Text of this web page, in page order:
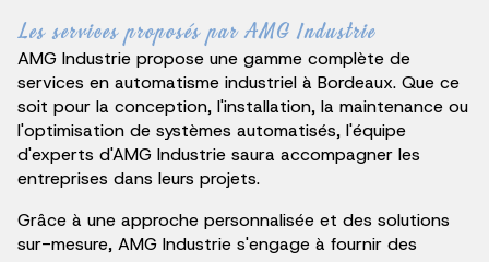
Les services proposés par AMG Industrie
AMG Industrie propose une gamme complète de
services en automatisme industriel à Bordeaux. Que ce
soit pour la conception, l'installation, la maintenance ou
l'optimisation de systèmes automatisés, l'équipe
d'experts d'AMG Industrie saura accompagner les
entreprises dans leurs projets.
Grâce à une approche personnalisée et des solutions
sur-mesure, AMG Industrie s'engage à fournir des